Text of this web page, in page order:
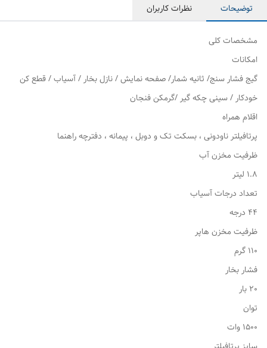
توضیحات نظرات کاربران
مشخصات کلی
امکانات
گیج فشار سنج/ ثانیه شمار/ صفحه نمایش / نازل بخار / آسیاب / قطع کن
خودکار / سینی چکه گیر /گرمکن فنجان
اقلام همراه
پرتافیلتر ناودونی ، بسکت تک و دوبل ، پیمانه ، دفترچه راهنما
ظرفیت مخزن آب
1.8 لیتر
تعداد درجات آسیاب
44 درجه
ظرفیت مخزن هاپر
110 گرم
فشار بخار
20 بار
توان
1500 وات